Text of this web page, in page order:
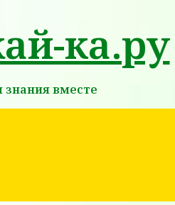
ка.ру
вместе